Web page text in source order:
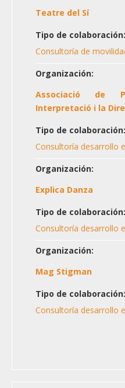
Teatre del Sí
Tipo de colaboración:
Consultoría de
Organización:
Associació de
Interpretació i la
Tipo de colaboración:
Consultoría desarrollo
Organización:
Explica Danza
Tipo de colaboración:
Consultoría desarrollo
Organización:
Mag Stigman
Tipo de colaboración:
Consultoría desarrollo